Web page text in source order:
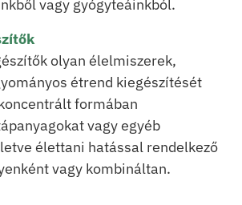
vagy gyógyteáinkból.
olyan élelmiszerek,
étrend kiegészítését
formában
vagy egyéb
élettani hatással rendelkező
vagy kombináltan.